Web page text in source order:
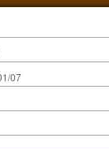
07